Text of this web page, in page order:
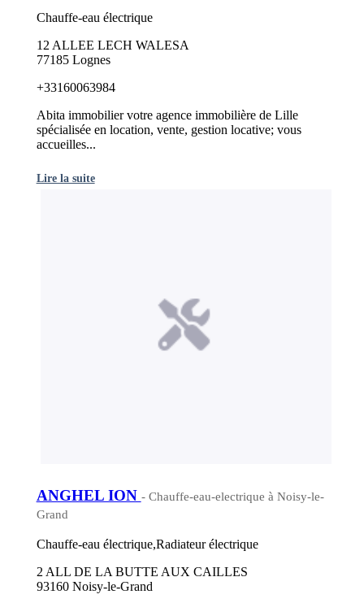
Chauffe-eau électrique
12 ALLEE LECH WALESA
77185 Lognes
+33160063984
Abita immobilier votre agence immobilière de Lille
spécialisée en location, vente, gestion locative; vous
accueilles...
Lire la suite
ANGHEL ION - Chauffe-eau-electrique à Noisy-le-
Grand
Chauffe-eau électrique,Radiateur électrique
2 ALL DE LA BUTTE AUX CAILLES
93160 Noisy-le-Grand